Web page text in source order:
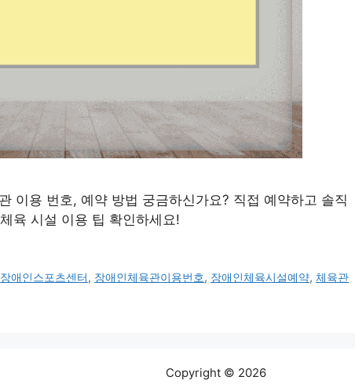
이용 번호, 예약 방법 궁금하신가요? 직접 예약하고 솔직
육 시설 이용 팁 확인하세요!
장애인스포츠센터, 장애인체육관이용번호, 장애인체육시설예약, 체육관
Copyright © 2026